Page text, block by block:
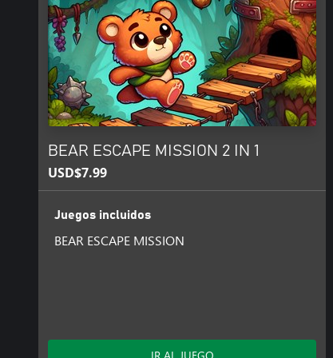
BEAR ESCAPE MISSION 2 IN 1
USD$7.99
Juegos incluidos
BEAR ESCAPE MISSION